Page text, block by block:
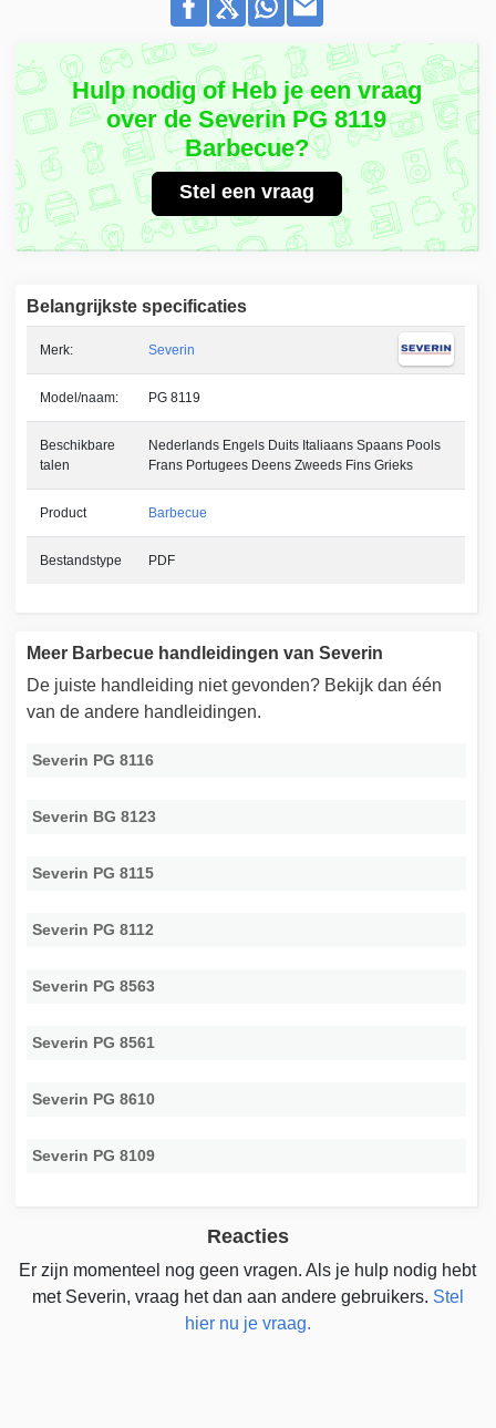
Hulp nodig of Heb je een vraag
over de Severin PG 8119
Barbecue?
Stel een vraag
Belangrijkste specificaties
Merk: Severin
Model/naam: PG 8119
Beschikbare
talen
Nederlands Engels Duits Italiaans Spaans Pools
Frans Portugees Deens Zweeds Fins Grieks
Product Barbecue
Bestandstype PDF
Meer Barbecue handleidingen van Severin
De juiste handleiding niet gevonden? Bekijk dan één
van de andere handleidingen.
Severin PG 8116
Severin BG 8123
Severin PG 8115
Severin PG 8112
Severin PG 8563
Severin PG 8561
Severin PG 8610
Severin PG 8109
Reacties
Er zijn momenteel nog geen vragen. Als je hulp nodig hebt
met Severin, vraag het dan aan andere gebruikers. Stel
hier nu je vraag.